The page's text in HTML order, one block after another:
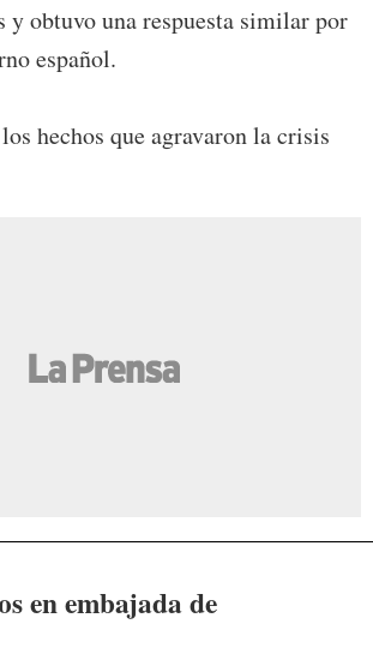
y obtuvo una respuesta similar por
español.
hechos que agravaron la crisis
en embajada de